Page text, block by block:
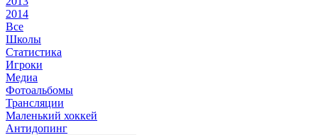
2014
Все
Школы
Статистика
Игроки
Медиа
Фотоальбомы
Трансляции
Маленький хоккей
Антидопинг